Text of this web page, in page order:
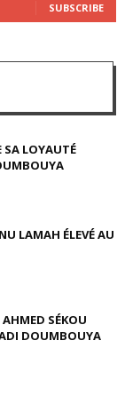
SUBSCRIBE
SA LOYAUTÉ
LAMAH ÉLEVÉ AU
SÉKOU
DOUMBOUYA